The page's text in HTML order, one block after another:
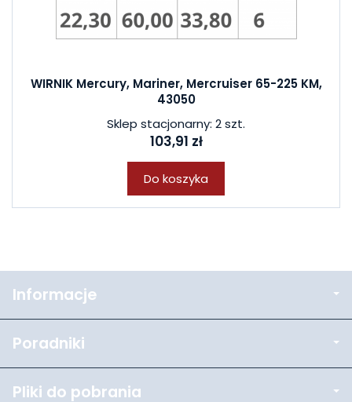
WIRNIK Mercury, Mariner, Mercruiser 65-225 KM,
43050
Sklep stacjonarny: 2 szt.
103,91 zł
Do koszyka
Informacje
Poradniki
Pliki do pobrania